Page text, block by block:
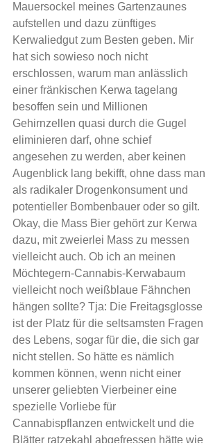
Mauersockel meines Gartenzaunes
aufstellen und dazu zünftiges
Kerwaliedgut zum Besten geben. Mir
hat sich sowieso noch nicht
erschlossen, warum man anlässlich
einer fränkischen Kerwa tagelang
besoffen sein und Millionen
Gehirnzellen quasi durch die Gugel
eliminieren darf, ohne schief
angesehen zu werden, aber keinen
Augenblick lang bekifft, ohne dass man
als radikaler Drogenkonsument und
potentieller Bombenbauer oder so gilt.
Okay, die Mass Bier gehört zur Kerwa
dazu, mit zweierlei Mass zu messen
vielleicht auch. Ob ich an meinen
Möchtegern-Cannabis-Kerwabaum
vielleicht noch weißblaue Fähnchen
hängen sollte? Tja: Die Freitagsglosse
ist der Platz für die seltsamsten Fragen
des Lebens, sogar für die, die sich gar
nicht stellen. So hätte es nämlich
kommen können, wenn nicht einer
unserer geliebten Vierbeiner eine
spezielle Vorliebe für
Cannabispflanzen entwickelt und die
Blätter ratzekahl abgefressen hätte wie